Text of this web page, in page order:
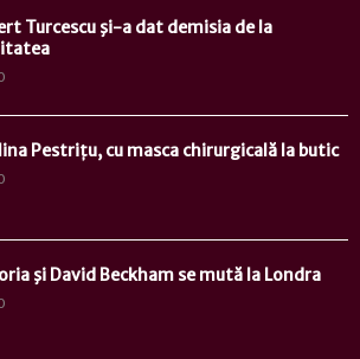
Turcescu şi-a dat demisia de la
Pestrițu, cu masca chirurgicală la butic
şi David Beckham se mută la Londra